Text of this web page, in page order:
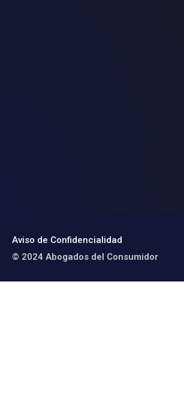
Aviso de Confidencialidad
© 2024 Abogados del Consumidor